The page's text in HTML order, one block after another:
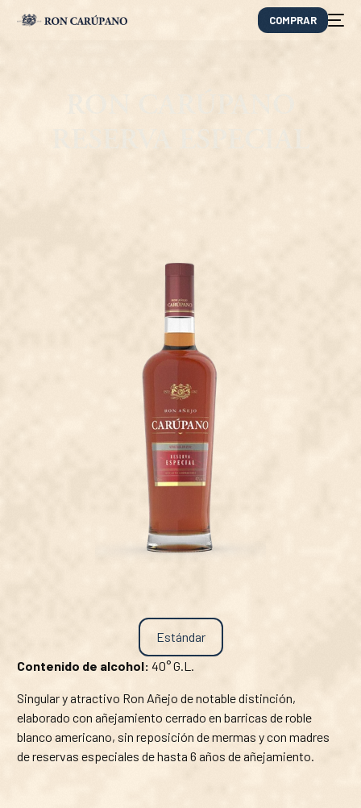
COMPRAR
Estándar
Contenido de alcohol: 40° G.L.
Singular y atractivo Ron Añejo de notable distinción,
elaborado con añejamiento cerrado en barricas de roble
blanco americano, sin reposición de mermas y con madres
de reservas especiales de hasta 6 años de añejamiento.